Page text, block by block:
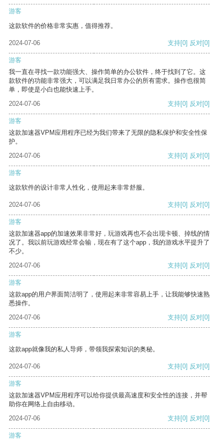
游客
这款软件的价格非常实惠，值得推荐。
2024-07-06 支持[0] 反对[0]
游客
我一直在寻找一款功能强大、操作简单的办公软件，终于找到了它。这
款软件的功能非常强大，可以满足我日常办公的所有需求。操作也很简
单，即使是小白也能快速上手。
2024-07-06
支持[0] 反对[0]
游客
这款加速器VPM应用程序已经为我们带来了无限的隐私保护和安全性保
护。
2024-07-06
支持[0] 反对[0]
游客
这款软件的设计非常人性化，使用起来非常舒服。
2024-07-06 支持[0] 反对[0]
游客
这款加速器app的加速效果非常好，玩游戏再也不会出现卡顿、掉线的情
况了。我以前玩游戏经常会输，现在有了这个app，我的游戏水平提升了
不少。
2024-07-06
支持[0] 反对[0]
游客
这款app的用户界面简洁明了，使用起来非常容易上手，让我能够快速熟
悉操作。
2024-07-06
支持[0] 反对[0]
游客
这款app就像我的私人导师，带领我探索知识的奥秘。
2024-07-06 支持[0] 反对[0]
游客
这款加速器VPM应用程序可以给你提供最高速度和安全性的连接，并帮
助你在网络上自由移动。
2024-07-06
支持[0] 反对[0]
游客